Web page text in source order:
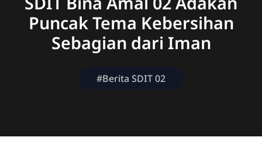
Puncak Tema Kebersihan
Sebagian dari Iman
#Berita SDIT 02